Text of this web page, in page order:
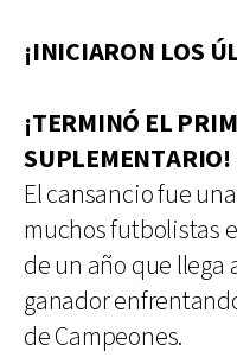
¡INICIARON LOS
¡TERMINÓ EL
SUPLEMENTARIO!
El cansancio fue
muchos futbolistas
de un año que llega
ganador
de Campeones.